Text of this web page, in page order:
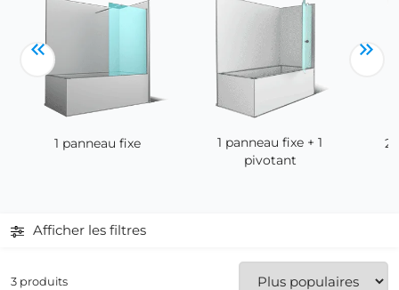
1 panneau fixe
1 panneau fixe + 1
pivotant
2
Afficher les filtres
3 produits